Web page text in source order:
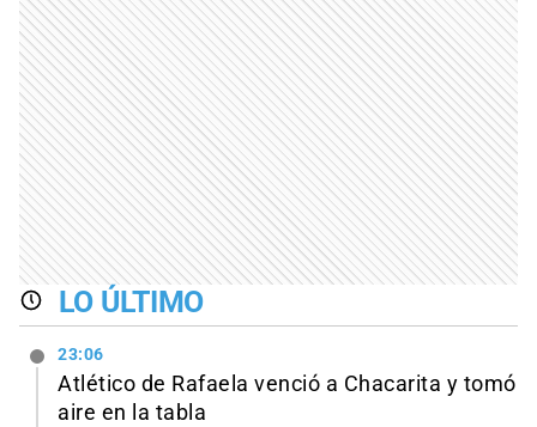
LO ÚLTIMO
23:06
Atlético de Rafaela venció a Chacarita y tomó
aire en la tabla